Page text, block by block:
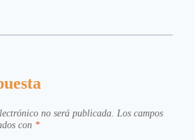
no será publicada. Los campos
con *